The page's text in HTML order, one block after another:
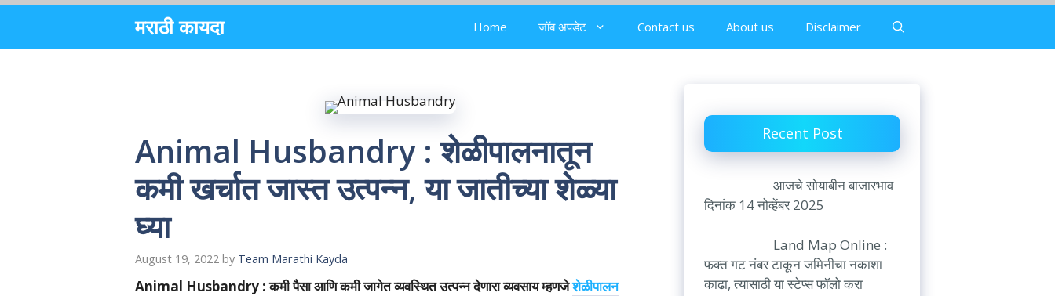
content
मराठी कायदा Home जॉब अपडेट Contact us About us Disclaimer
Animal Husbandry : शेळीपालनातून
कमी खर्चात जास्त उत्पन्न, या जातीच्या शेळ्या
घ्या
August 19, 2022 by Team Marathi Kayda
Animal Husbandry : कमी पैसा आणि कमी जागेत व्यवस्थित उत्पन्न देणारा व्यवसाय म्हणजेशेळीपालन
Recent Post
आजचे सोयाबीन बाजारभाव
दिनांक 14 नोव्हेंबर 2025
Land Map Online :
फक्त गट नंबर टाकून जमिनीचा नकाशा
काढा, त्यासाठी या स्टेप्स फॉलो करा